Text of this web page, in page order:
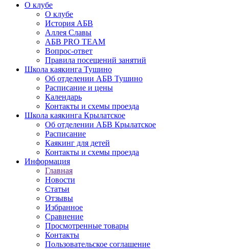
О клубе
О клубе
История АБВ
Аллея Славы
АБВ PRO TEAM
Вопрос-ответ
Правила посещений занятий
Школа каякинга Тушино
Об отделении АБВ Тушино
Расписание и цены
Календарь
Контакты и схемы проезда
Школа каякинга Крылатское
Об отделении АБВ Крылатское
Расписание
Каякинг для детей
Контакты и схемы проезда
Информация
Главная
Новости
Статьи
Отзывы
Избранное
Сравнение
Просмотренные товары
Контакты
Пользовательское соглашение